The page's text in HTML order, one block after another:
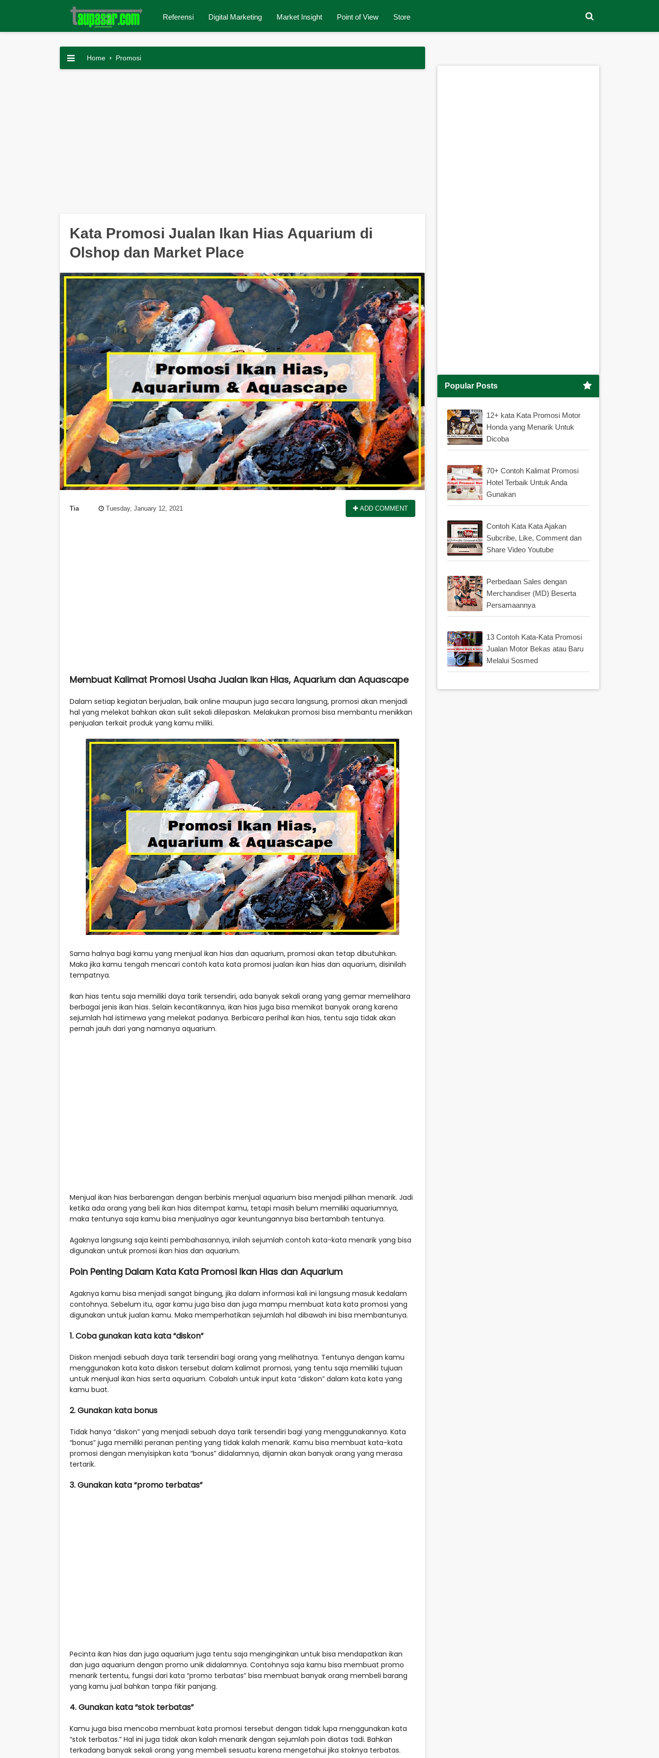
Referensi Digital Marketing Market Insight Point of View Store
Home › Promosi
Kata Promosi Jualan Ikan Hias Aquarium di
Olshop dan Market Place
Tia Tuesday, January 12, 2021 ADD COMMENT
Membuat Kalimat Promosi Usaha Jualan Ikan Hias, Aquarium dan Aquascape
Dalam setiap kegiatan berjualan, baik online maupun juga secara langsung, promosi akan menjadi
hal yang melekat bahkan akan sulit sekali dilepaskan. Melakukan promosi bisa membantu menikkan
penjualan terkait produk yang kamu miliki.
Sama halnya bagi kamu yang menjual ikan hias dan aquarium, promosi akan tetap dibutuhkan.
Maka jika kamu tengah mencari contoh kata kata promosi jualan ikan hias dan aquarium, disinilah
tempatnya.
Ikan hias tentu saja memiliki daya tarik tersendiri, ada banyak sekali orang yang gemar memelihara
berbagai jenis ikan hias. Selain kecantikannya, ikan hias juga bisa memikat banyak orang karena
sejumlah hal istimewa yang melekat padanya. Berbicara perihal ikan hias, tentu saja tidak akan
pernah jauh dari yang namanya aquarium.
Menjual ikan hias berbarengan dengan berbinis menjual aquarium bisa menjadi pilihan menarik. Jadi
ketika ada orang yang beli ikan hias ditempat kamu, tetapi masih belum memiliki aquariumnya,
maka tentunya saja kamu bisa menjualnya agar keuntungannya bisa bertambah tentunya.
Agaknya langsung saja keinti pembahasannya, inilah sejumlah contoh kata-kata menarik yang bisa
digunakan untuk promosi ikan hias dan aquarium.
Poin Penting Dalam Kata Kata Promosi Ikan Hias dan Aquarium
Agaknya kamu bisa menjadi sangat bingung, jika dalam informasi kali ini langsung masuk kedalam
contohnya. Sebelum itu, agar kamu juga bisa dan juga mampu membuat kata kata promosi yang
digunakan untuk jualan kamu. Maka memperhatikan sejumlah hal dibawah ini bisa membantunya.
1. Coba gunakan kata kata “diskon”
Diskon menjadi sebuah daya tarik tersendiri bagi orang yang melihatnya. Tentunya dengan kamu
menggunakan kata kata diskon tersebut dalam kalimat promosi, yang tentu saja memiliki tujuan
untuk menjual ikan hias serta aquarium. Cobalah untuk input kata “diskon” dalam kata kata yang
kamu buat.
2. Gunakan kata bonus
Tidak hanya “diskon” yang menjadi sebuah daya tarik tersendiri bagi yang menggunakannya. Kata
“bonus” juga memiliki peranan penting yang tidak kalah menarik. Kamu bisa membuat kata-kata
promosi dengan menyisipkan kata “bonus” didalamnya, dijamin akan banyak orang yang merasa
tertarik.
3. Gunakan kata “promo terbatas”
Pecinta ikan hias dan juga aquarium juga tentu saja menginginkan untuk bisa mendapatkan ikan
dan juga aquarium dengan promo unik didalamnya. Contohnya saja kamu bisa membuat promo
menarik tertentu, fungsi dari kata “promo terbatas” bisa membuat banyak orang membeli barang
yang kamu jual bahkan tanpa fikir panjang.
4. Gunakan kata “stok terbatas”
Kamu juga bisa mencoba membuat kata promosi tersebut dengan tidak lupa menggunakan kata
“stok terbatas.” Hal ini juga tidak akan kalah menarik dengan sejumlah poin diatas tadi. Bahkan
terkadang banyak sekali orang yang membeli sesuatu karena mengetahui jika stoknya terbatas.
Popular Posts
12+ kata Kata Promosi Motor
Honda yang Menarik Untuk
Dicoba
70+ Contoh Kalimat Promosi
Hotel Terbaik Untuk Anda
Gunakan
Contoh Kata Kata Ajakan
Subcribe, Like, Comment dan
Share Video Youtube
Perbedaan Sales dengan
Merchandiser (MD) Beserta
Persamaannya
13 Contoh Kata-Kata Promosi
Jualan Motor Bekas atau Baru
Melalui Sosmed